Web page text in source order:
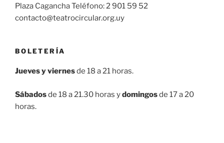
Plaza Cagancha Teléfono: 2 901 59 52
contacto@teatrocircular.org.uy
BOLETERÍA
Jueves y viernesde 18 a 21 horas.
Sábadosde 18 a 21.30 horas ydomingosde 17 a 20
horas.